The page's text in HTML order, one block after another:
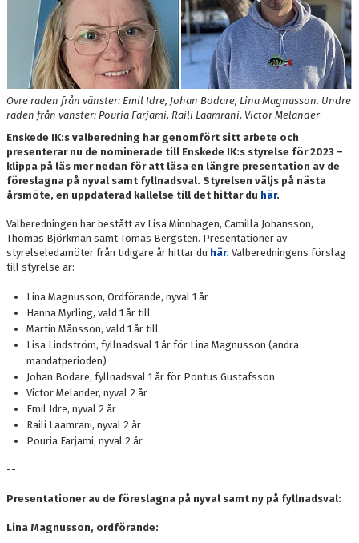
Övre raden från vänster: Emil Idre, Johan Bodare, Lina Magnusson. Undre
raden från vänster: Pouria Farjami, Raili Laamrani, Victor Melander
Enskede IK:s valberedning har genomfört sitt arbete och
presenterar nu de nominerade till Enskede IK:s styrelse för 2023 –
klippa på läs mer nedan för att läsa en längre presentation av de
föreslagna på nyval samt fyllnadsval. Styrelsen väljs på nästa
årsmöte, en uppdaterad kallelse till det hittar du här.
Valberedningen har bestått av Lisa Minnhagen, Camilla Johansson,
Thomas Björkman samt Tomas Bergsten. Presentationer av
styrelseledamöter från tidigare år hittar du här. Valberedningens förslag
till styrelse är:
Lina Magnusson, Ordförande, nyval 1 år
Hanna Myrling, vald 1 år till
Martin Månsson, vald 1 år till
Lisa Lindström, fyllnadsval 1 år för Lina Magnusson (andra
mandatperioden)
Johan Bodare, fyllnadsval 1 år för Pontus Gustafsson
Victor Melander, nyval 2 år
Emil Idre, nyval 2 år
Raili Laamrani, nyval 2 år
Pouria Farjami, nyval 2 år
--
Presentationer av de föreslagna på nyval samt ny på fyllnadsval:
Lina Magnusson, ordförande: